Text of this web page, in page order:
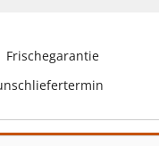
Frischegarantie